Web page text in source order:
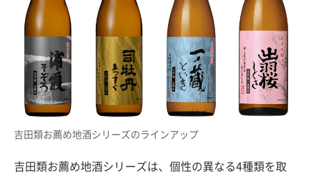
吉田類お薦め地酒シリーズのラインアップ
吉田類お薦め地酒シリーズは、個性の異なる4種類を取